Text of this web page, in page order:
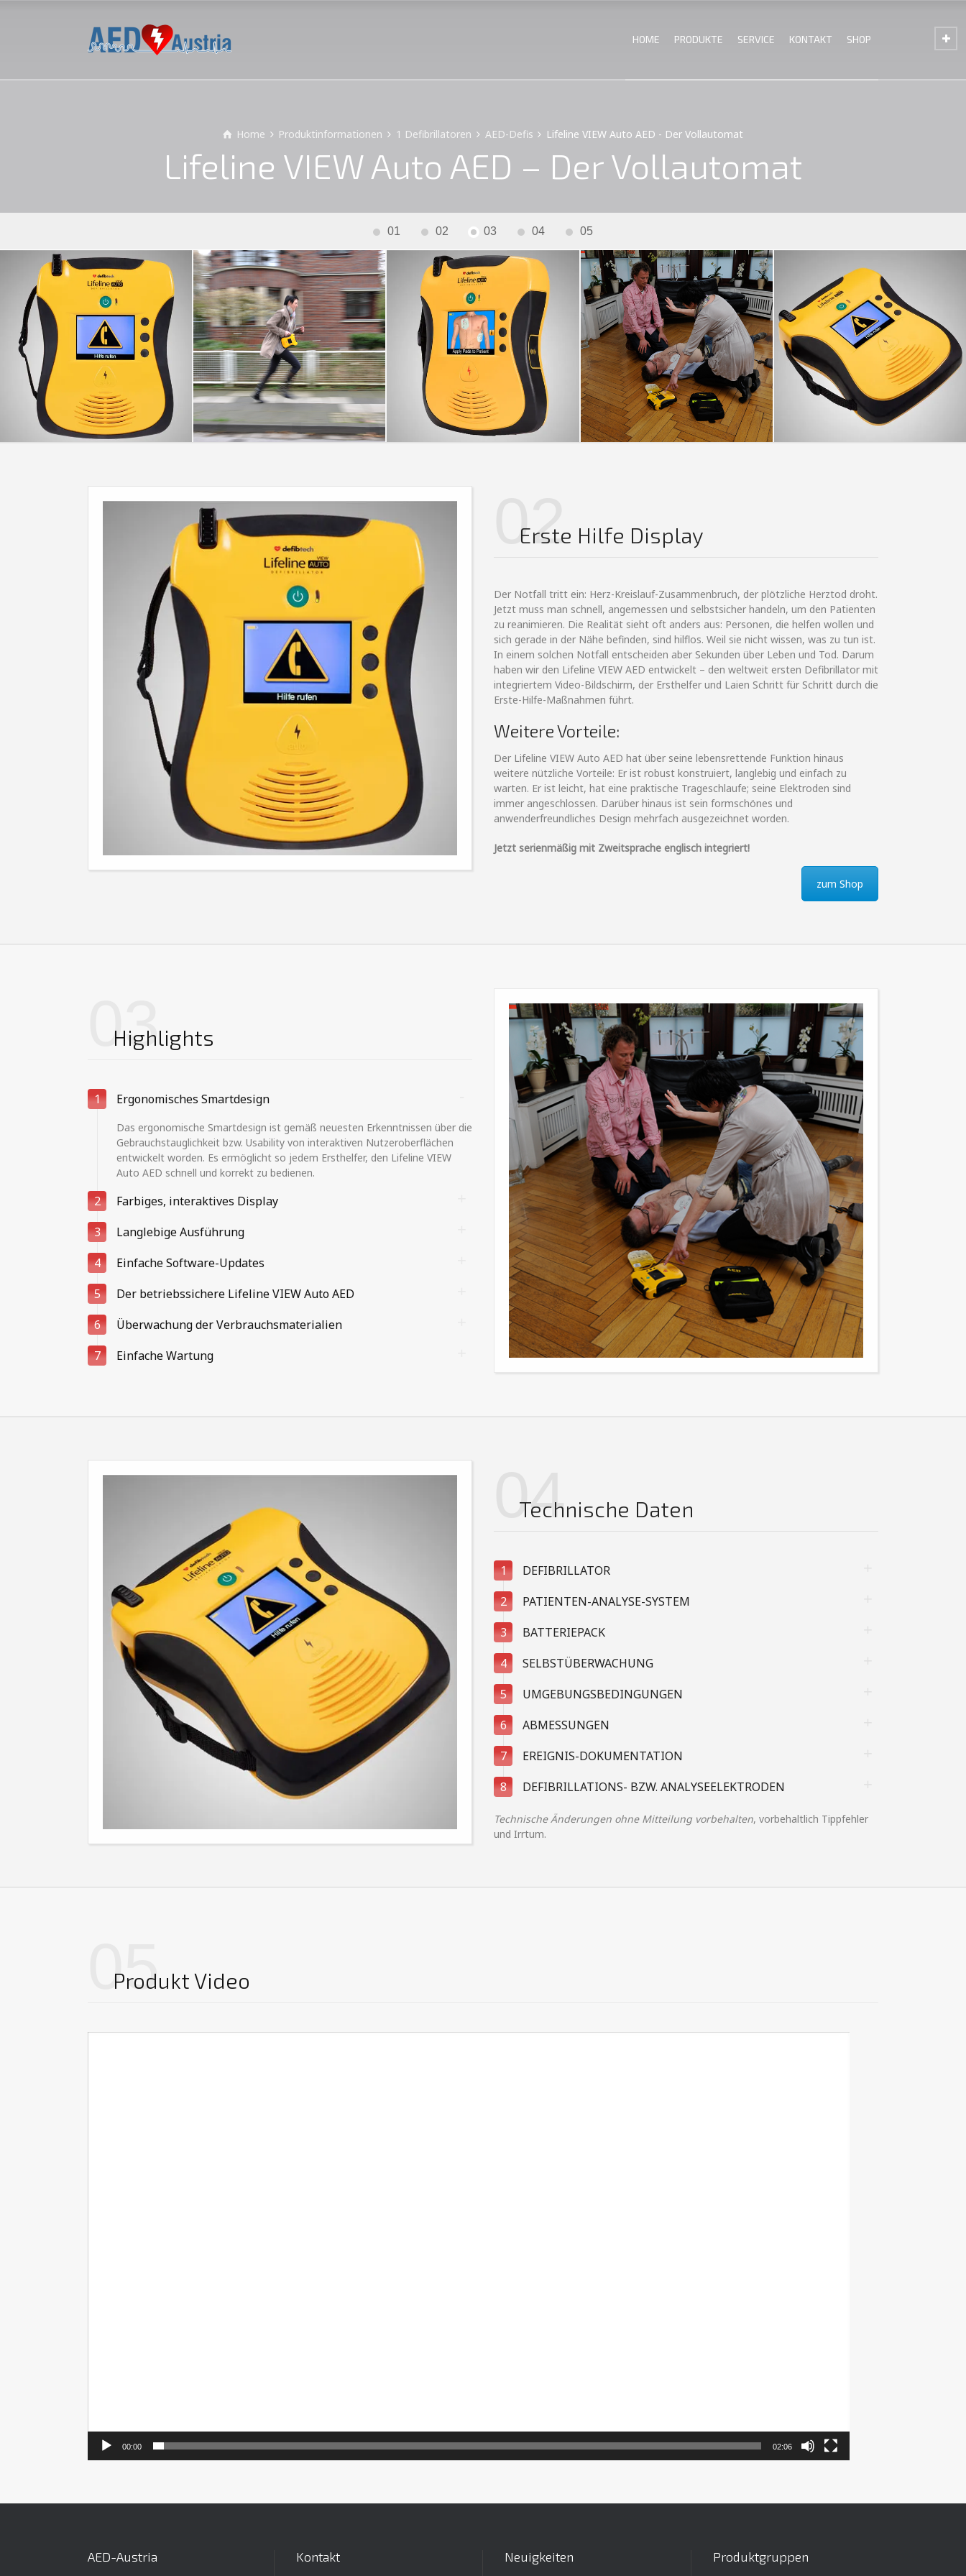
HOME PRODUKTE SERVICE KONTAKT SHOP
Home Produktinformationen 1 Defibrillatoren AED-Defis Lifeline VIEW Auto AED - Der Vollautomat
Lifeline VIEW Auto AED – Der Vollautomat
01 02 03 04 05
02
Erste Hilfe Display
Der Notfall tritt ein: Herz-Kreislauf-Zusammenbruch, der plötzliche Herztod droht.
Jetzt muss man schnell, angemessen und selbstsicher handeln, um den Patienten
zu reanimieren. Die Realität sieht oft anders aus: Personen, die helfen wollen und
sich gerade in der Nähe befinden, sind hilflos. Weil sie nicht wissen, was zu tun ist.
In einem solchen Notfall entscheiden aber Sekunden über Leben und Tod. Darum
haben wir den Lifeline VIEW AED entwickelt – den weltweit ersten Defibrillator mit
integriertem Video-Bildschirm, der Ersthelfer und Laien Schritt für Schritt durch die
Erste-Hilfe-Maßnahmen führt.
Weitere Vorteile:
Der Lifeline VIEW Auto AED hat über seine lebensrettende Funktion hinaus
weitere nützliche Vorteile: Er ist robust konstruiert, langlebig und einfach zu
warten. Er ist leicht, hat eine praktische Trageschlaufe; seine Elektroden sind
immer angeschlossen. Darüber hinaus ist sein formschönes und
anwenderfreundliches Design mehrfach ausgezeichnet worden.
Jetzt serienmäßig mit Zweitsprache englisch integriert!
zum Shop
03
Highlights
1 Ergonomisches Smartdesign
Das ergonomische Smartdesign ist gemäß neuesten Erkenntnissen über die
Gebrauchstauglichkeit bzw. Usability von interaktiven Nutzeroberflächen
entwickelt worden. Es ermöglicht so jedem Ersthelfer, den Lifeline VIEW
Auto AED schnell und korrekt zu bedienen.
2
Farbiges, interaktives Display
3
Langlebige Ausführung
4
Einfache Software-Updates
5
Der betriebssichere Lifeline VIEW Auto AED
6
Überwachung der Verbrauchsmaterialien
7
Einfache Wartung
04
Technische Daten
1
DEFIBRILLATOR
2
PATIENTEN-ANALYSE-SYSTEM
3
BATTERIEPACK
4
SELBSTÜBERWACHUNG
5
UMGEBUNGSBEDINGUNGEN
6
ABMESSUNGEN
7
EREIGNIS-DOKUMENTATION
8
DEFIBRILLATIONS- BZW. ANALYSEELEKTRODEN
Technische Änderungen ohne Mitteilung vorbehalten, vorbehaltlich Tippfehler
und Irrtum.
05
Produkt Video
00:00 02:06
AED-Austria Kontakt Neuigkeiten Produktgruppen